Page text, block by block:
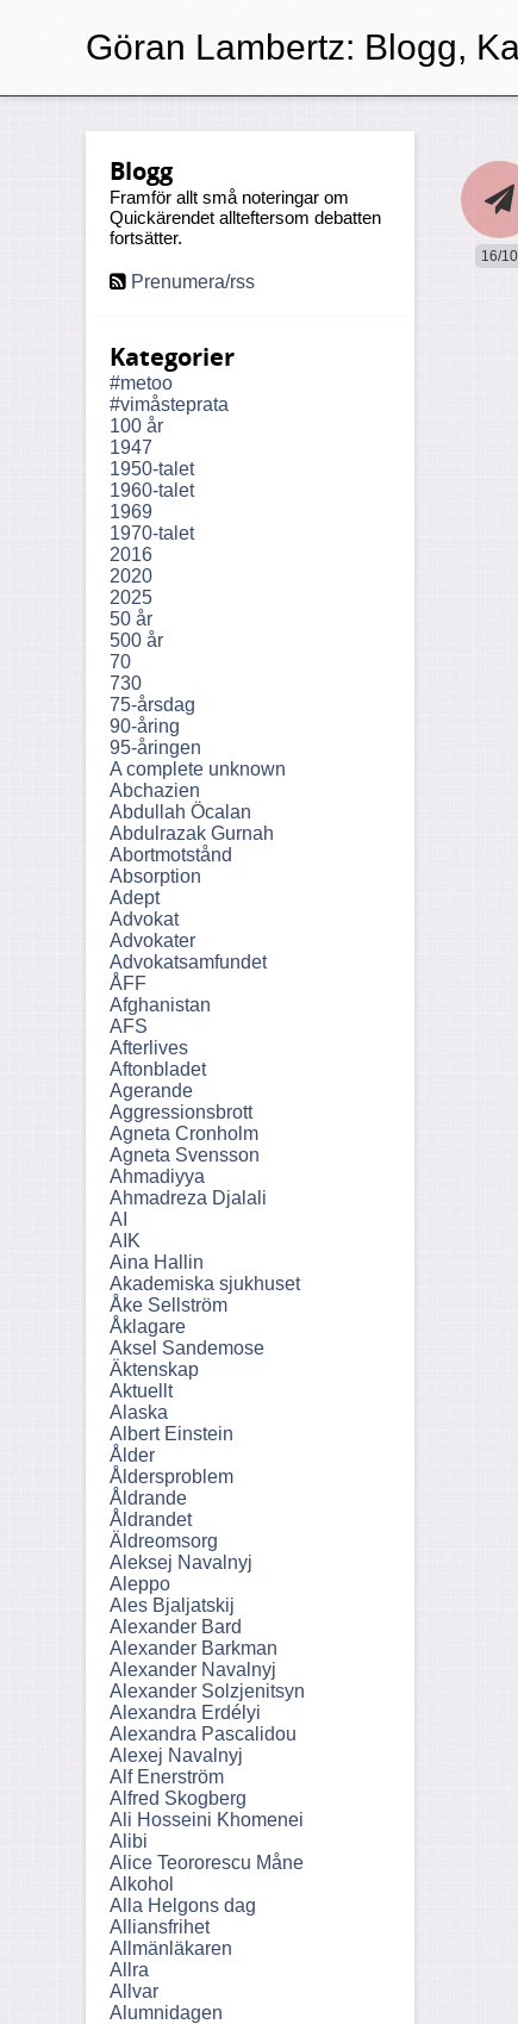
Blogg
Framför allt små noteringar om
Quickärendet allteftersom debatten
fortsätter.
Prenumera/rss
Kategorier
#metoo
#vimåsteprata
100 år
1947
1950-talet
1960-talet
1969
1970-talet
2016
2020
2025
50 år
500 år
70
730
75-årsdag
90-åring
95-åringen
A complete unknown
Abchazien
Abdullah Öcalan
Abdulrazak Gurnah
Abortmotstånd
Absorption
Adept
Advokat
Advokater
Advokatsamfundet
ÅFF
Afghanistan
AFS
Afterlives
Aftonbladet
Agerande
Aggressionsbrott
Agneta Cronholm
Agneta Svensson
Ahmadiyya
Ahmadreza Djalali
AI
AIK
Aina Hallin
Akademiska sjukhuset
Åke Sellström
Åklagare
Aksel Sandemose
Äktenskap
Aktuellt
Alaska
Albert Einstein
Ålder
Åldersproblem
Åldrande
Åldrandet
Äldreomsorg
Aleksej Navalnyj
Aleppo
Ales Bjaljatskij
Alexander Bard
Alexander Barkman
Alexander Navalnyj
Alexander Solzjenitsyn
Alexandra Erdélyi
Alexandra Pascalidou
Alexej Navalnyj
Alf Enerström
Alfred Skogberg
Ali Hosseini Khomenei
Alibi
Alice Teororescu Måne
Alkohol
Alla Helgons dag
Alliansfrihet
Allmänläkaren
Allra
Allvar
Alumnidagen
16/10
Göran Lambertz: Blogg,